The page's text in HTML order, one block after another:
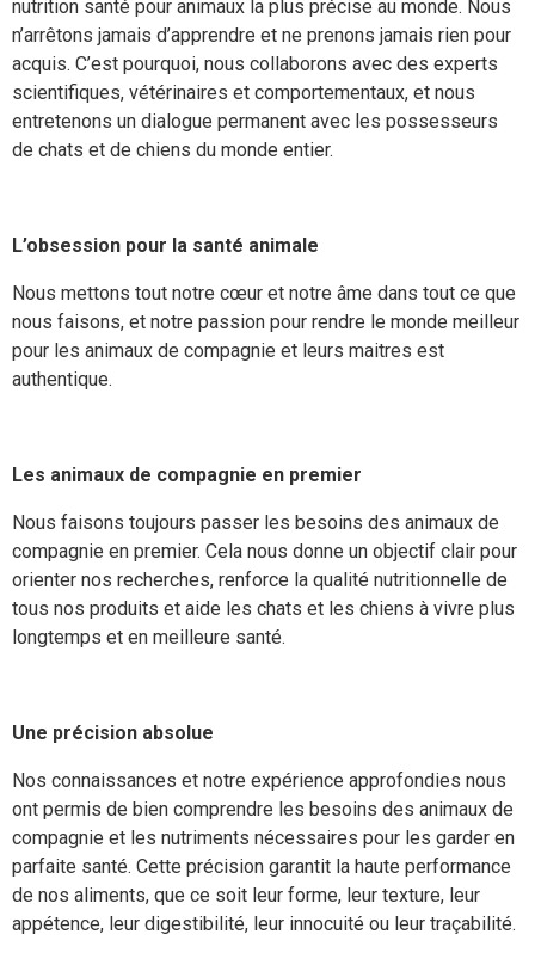
nutrition santé pour animaux la plus précise au monde. Nous
n’arrêtons jamais d’apprendre et ne prenons jamais rien pour
acquis. C’est pourquoi, nous collaborons avec des experts
scientifiques, vétérinaires et comportementaux, et nous
entretenons un dialogue permanent avec les possesseurs
de chats et de chiens du monde entier.
L’obsession pour la santé animale
Nous mettons tout notre cœur et notre âme dans tout ce que
nous faisons, et notre passion pour rendre le monde meilleur
pour les animaux de compagnie et leurs maitres est
authentique.
Les animaux de compagnie en premier
Nous faisons toujours passer les besoins des animaux de
compagnie en premier. Cela nous donne un objectif clair pour
orienter nos recherches, renforce la qualité nutritionnelle de
tous nos produits et aide les chats et les chiens à vivre plus
longtemps et en meilleure santé.
Une précision absolue
Nos connaissances et notre expérience approfondies nous
ont permis de bien comprendre les besoins des animaux de
compagnie et les nutriments nécessaires pour les garder en
parfaite santé. Cette précision garantit la haute performance
de nos aliments, que ce soit leur forme, leur texture, leur
appétence, leur digestibilité, leur innocuité ou leur traçabilité.